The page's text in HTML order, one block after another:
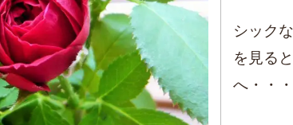
シック
を見る
へ・・